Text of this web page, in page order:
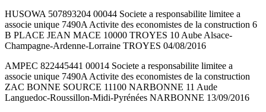
HUSOWA 507893204 00044 Societe a responsabilite limitee a
associe unique 7490A Activite des economistes de la construction 6
B PLACE JEAN MACE 10000 TROYES 10 Aube Alsace-
Champagne-Ardenne-Lorraine TROYES 04/08/2016
AMPEC 822445441 00014 Societe a responsabilite limitee a
associe unique 7490A Activite des economistes de la construction
ZAC BONNE SOURCE 11100 NARBONNE 11 Aude
Languedoc-Roussillon-Midi-Pyrénées NARBONNE 13/09/2016